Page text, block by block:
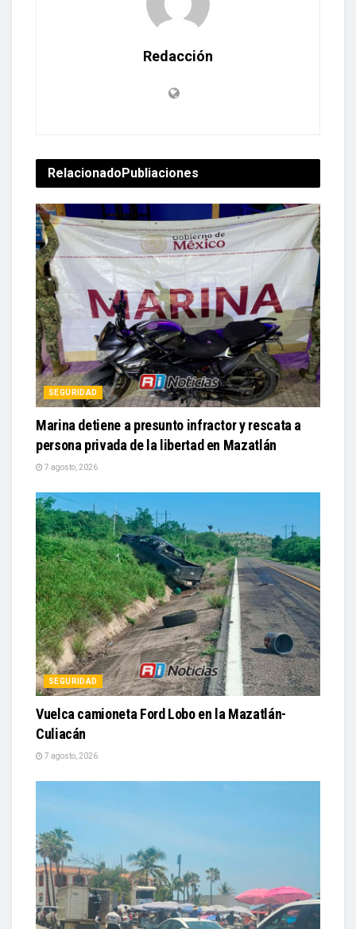
Redacción
RelacionadoPubliaciones
SEGURIDAD
Marina detiene a presunto infractor y rescata a
persona privada de la libertad en Mazatlán
7 agosto, 2026
SEGURIDAD
Vuelca camioneta Ford Lobo en la Mazatlán-
Culiacán
7 agosto, 2026